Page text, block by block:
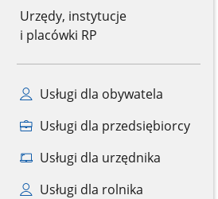
Urzędy, instytucje
i placówki RP
Usługi dla obywatela
Usługi dla przedsiębiorcy
Usługi dla urzędnika
Usługi dla rolnika